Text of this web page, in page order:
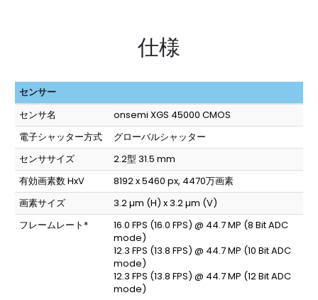
仕様
センサー
センサ名
onsemi XGS 45000 CMOS
電子シャッター方式
グローバルシャッター
センササイズ
2.2型 31.5 mm
有効画素数 HxV
8192 x 5460 px, 4470万画素
画素サイズ
3.2 µm (H) x 3.2 µm (V)
フレームレート*
16.0 FPS (16.0 FPS) @ 44.7 MP (8 Bit ADC
mode)
12.3 FPS (13.8 FPS) @ 44.7 MP (10 Bit ADC
mode)
12.3 FPS (13.8 FPS) @ 44.7 MP (12 Bit ADC
mode)